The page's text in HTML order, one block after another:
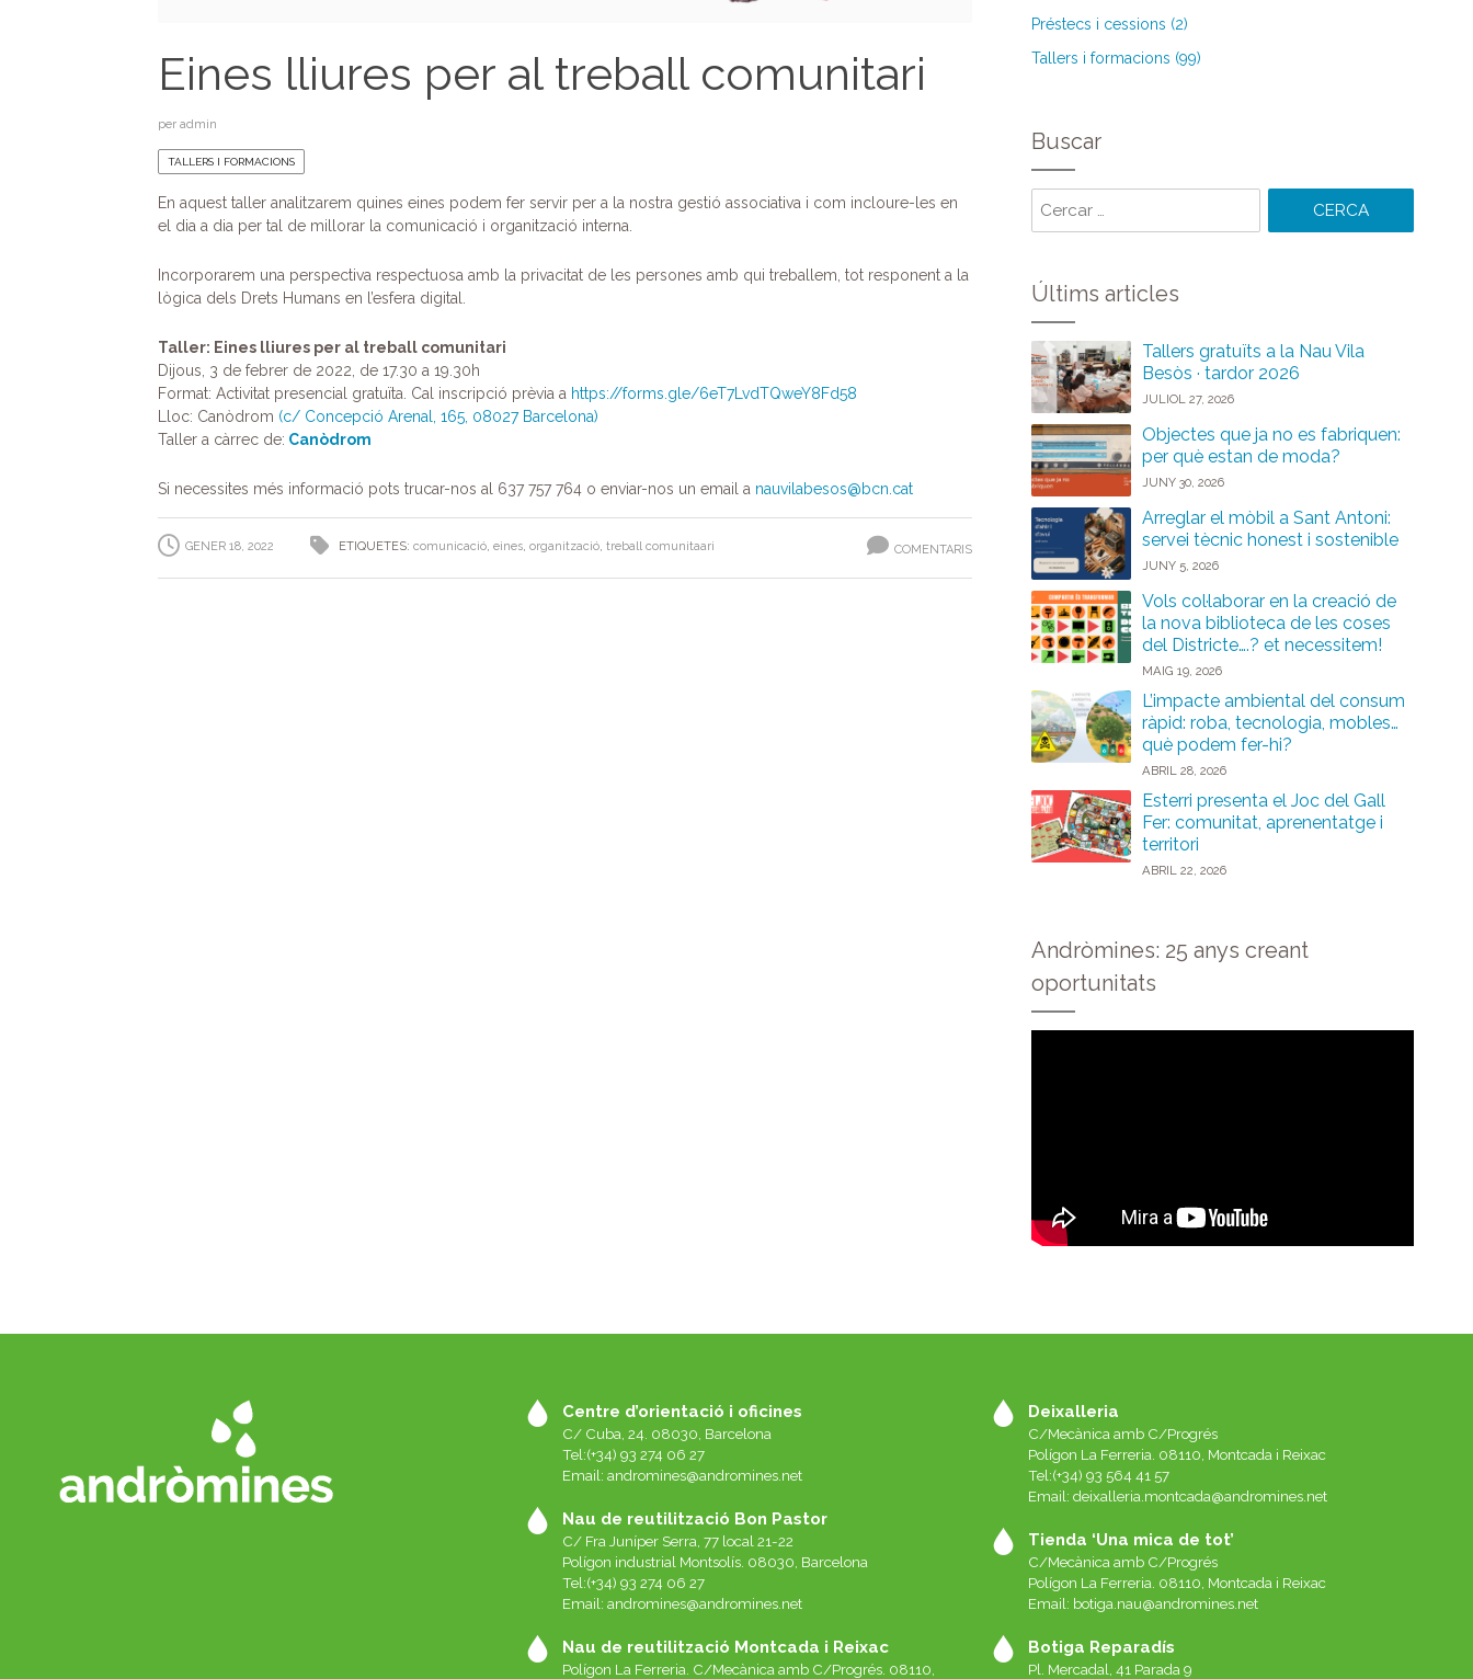
Eines lliures per al treball comunitari
per admin
TALLERS I FORMACIONS
En aquest taller analitzarem quines eines podem fer servir per a la nostra gestió associativa i com incloure-les en
el dia a dia per tal de millorar la comunicació i organització interna.
Incorporarem una perspectiva respectuosa amb la privacitat de les persones amb qui treballem, tot responent a la
lògica dels Drets Humans en l’esfera digital.
Taller: Eines lliures per al treball comunitari
Dijous, 3 de febrer de 2022, de 17.30 a 19.30h
Format: Activitat presencial gratuïta. Cal inscripció prèvia a https://forms.gle/6eT7LvdTQweY8Fd58
Lloc: Canòdrom (c/ Concepció Arenal, 165, 08027 Barcelona)
Taller a càrrec de: Canòdrom
Si necessites més informació pots trucar-nos al 637 757 764 o enviar-nos un email a nauvilabesos@bcn.cat
GENER 18, 2022 ETIQUETES: comunicació, eines, organització, treball comunitaari COMENTARIS
Préstecs i cessions (2)
Tallers i formacions (99)
Buscar
paraules:
Últims articles
Tallers gratuïts a la Nau Vila
Besòs · tardor 2026
JULIOL 27, 2026
Objectes que ja no es fabriquen:
per què estan de moda?
JUNY 30, 2026
Arreglar el mòbil a Sant Antoni:
servei tècnic honest i sostenible
JUNY 5, 2026
Vols col·laborar en la creació de
la nova biblioteca de les coses
del Districte….? et necessitem!
MAIG 19, 2026
L’impacte ambiental del consum
ràpid: roba, tecnologia, mobles…
què podem fer-hi?
ABRIL 28, 2026
Esterri presenta el Joc del Gall
Fer: comunitat, aprenentatge i
territori
ABRIL 22, 2026
Andròmines: 25 anys creant
oportunitats
Centre d’orientació i oficines
C/ Cuba, 24. 08030, Barcelona
Tel:(+34) 93 274 06 27
Email:andromines@andromines.net
Nau de reutilització Bon Pastor
C/ Fra Juníper Serra, 77 local 21-22
Polígon industrial Montsolís. 08030, Barcelona
Tel:(+34) 93 274 06 27
Email:andromines@andromines.net
Nau de reutilització Montcada i Reixac
Polígon La Ferreria. C/Mecànica amb C/Progrés. 08110,
Deixalleria
C/Mecànica amb C/Progrés
Polígon La Ferreria. 08110, Montcada i Reixac
Tel:(+34) 93 564 41 57
Email: deixalleria.montcada@andromines.net
Tienda ‘Una mica de tot’
C/Mecànica amb C/Progrés
Polígon La Ferreria. 08110, Montcada i Reixac
Email: botiga.nau@andromines.net
Botiga Reparadís
Pl. Mercadal, 41 Parada 9